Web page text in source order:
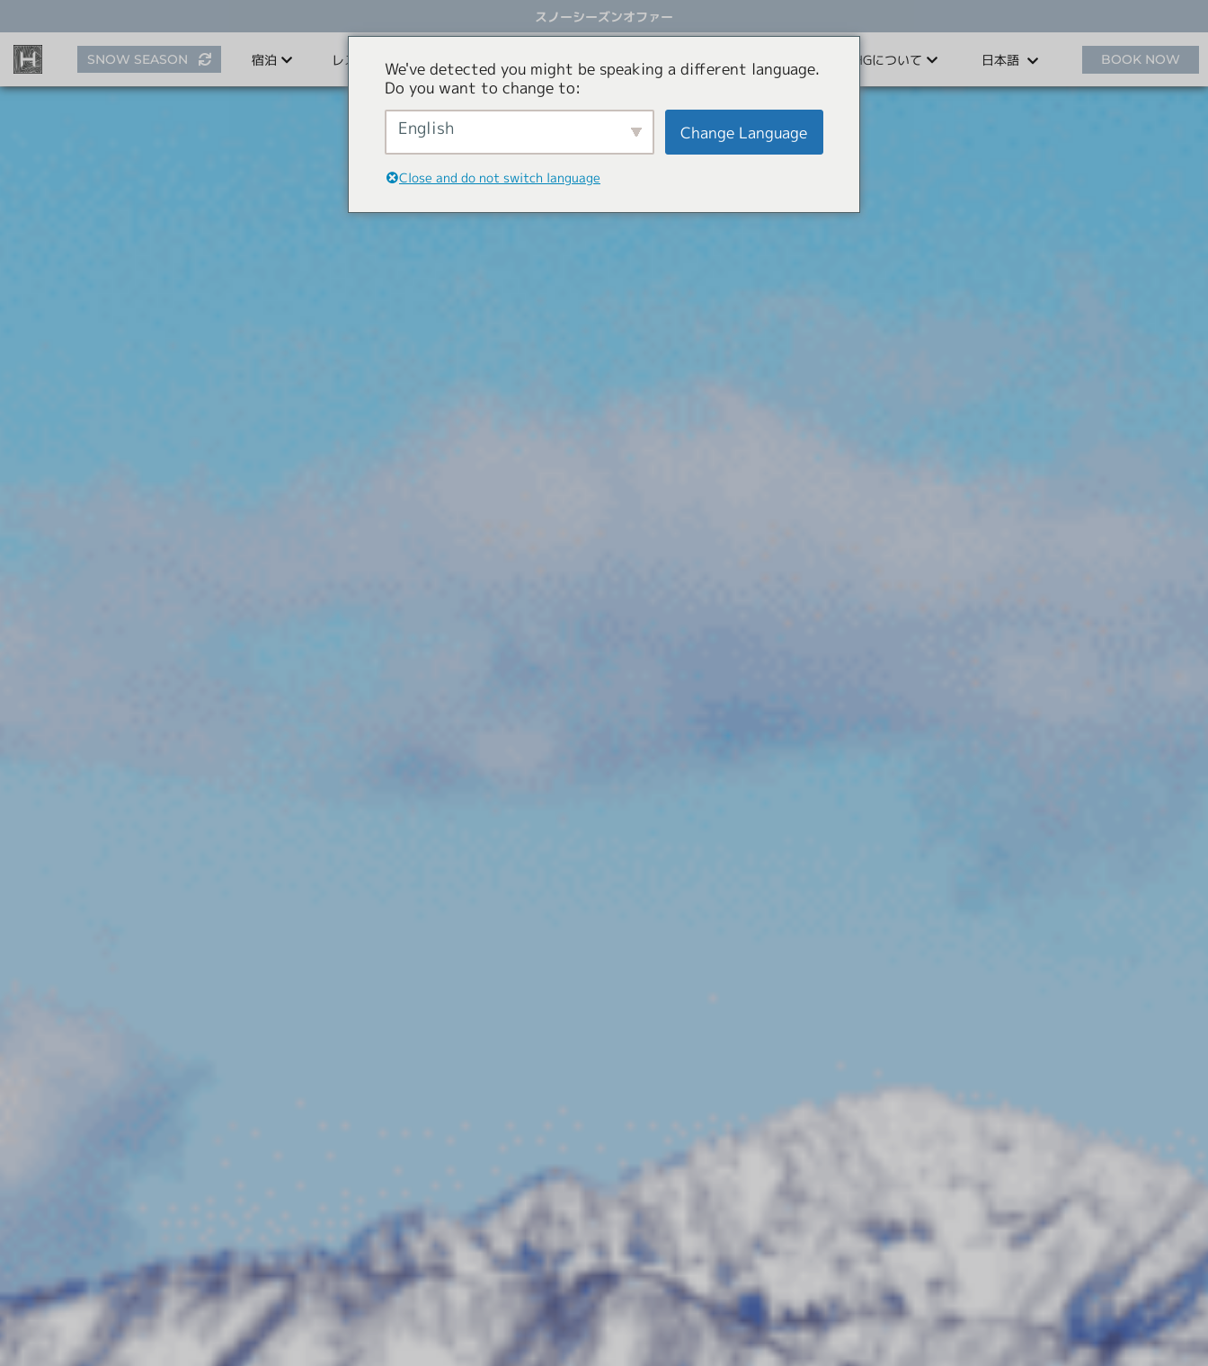
す
スノーシーズンオファー
SNOW SEASON 宿泊 レストラン アクティビティ オファー コンシェルジュサービス HHGについて 日本語 BOOK NOW
We've detected you might be speaking a different language.
Do you want to change to:
English Change Language
Close and do not switch language